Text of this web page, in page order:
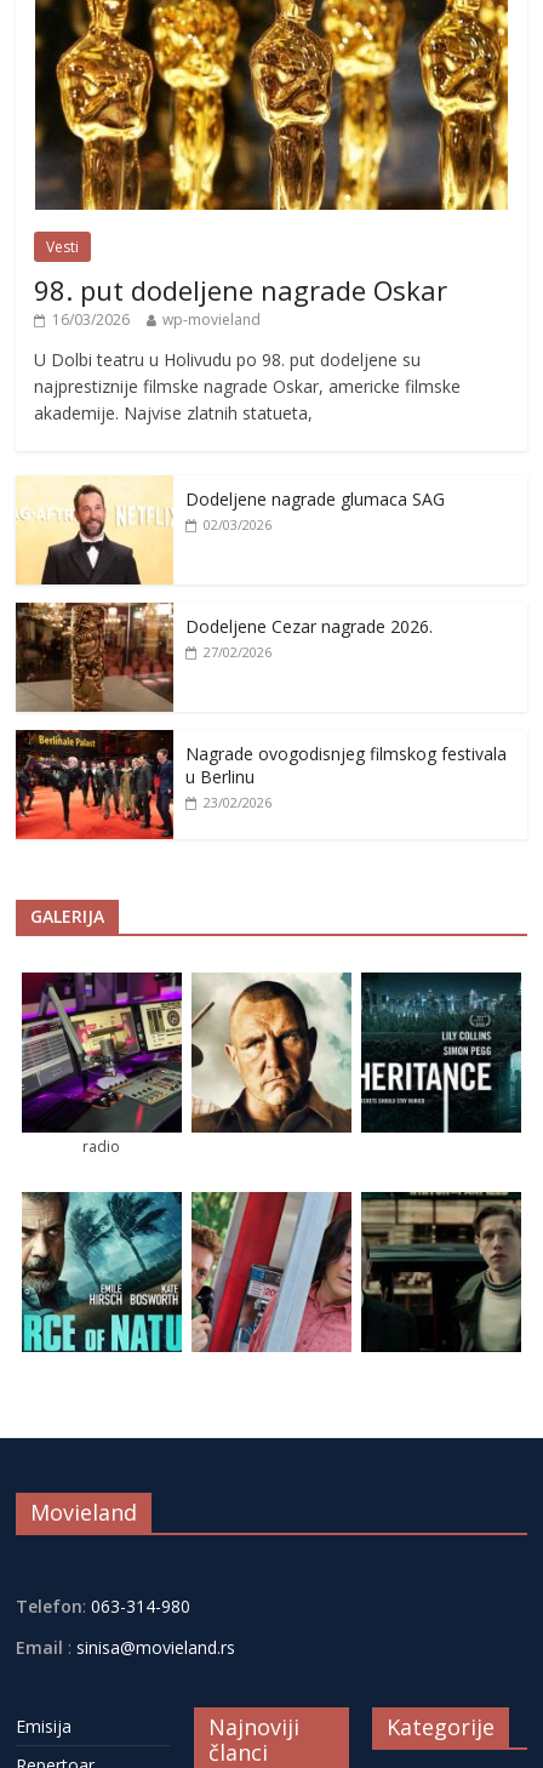
Vesti
98. put dodeljene nagrade Oskar
16/03/2026 wp-movieland
U Dolbi teatru u Holivudu po 98. put dodeljene su
najprestiznije filmske nagrade Oskar, americke filmske
akademije. Najvise zlatnih statueta,
Dodeljene nagrade glumaca SAG
02/03/2026
Dodeljene Cezar nagrade 2026.
27/02/2026
Nagrade ovogodisnjeg filmskog festivala
u Berlinu
23/02/2026
GALERIJA
radio
Movieland
Telefon: 063-314-980
Email : sinisa@movieland.rs
Emisija
Najnoviji
članci
Kategorije